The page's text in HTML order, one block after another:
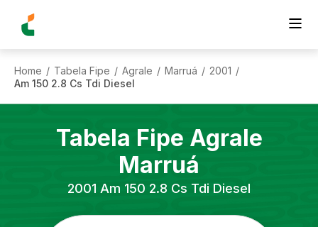
Home / Tabela Fipe / Agrale / Marruá / 2001 /
Am 150 2.8 Cs Tdi Diesel
Tabela Fipe Agrale
Marruá
2001 Am 150 2.8 Cs Tdi Diesel